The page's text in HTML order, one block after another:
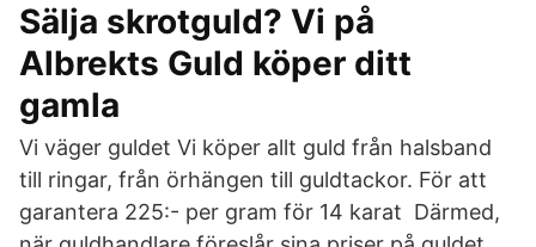
Sälja skrotguld? Vi på
Albrekts Guld köper ditt
gamla
Vi väger guldet Vi köper allt guld från halsband
till ringar, från örhängen till guldtackor. För att
garantera 225:- per gram för 14 karat Därmed,